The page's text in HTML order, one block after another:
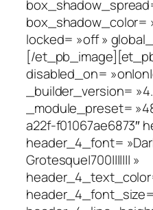
box_shadow_color=
locked= »off »
[/
disabled_on=
_builder_version=
_module_preset=
a22f-f01067ae6873″
header_4_font=
Grotesque|700||||||| »